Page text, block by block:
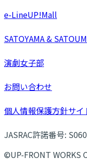
e-LineUP!Mall
SATOYAMA &
演劇女子部
お問い合わせ
個人情報保護方針サイ
JASRAC許諾番号:
©UP-FRONT WORKS